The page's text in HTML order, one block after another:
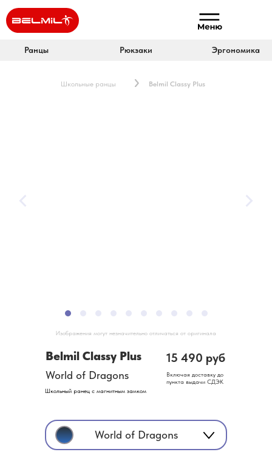
Эргономика
Рюкзаки
Ранцы
Школьные ранцы Belmil Classy Plus
Belmil Classy Plus
World of Dragons
15 490 руб
Изображения могут незначительно отличаться от оригинала
Включая доставку до
пункта выдачи СДЭК
Школьный ранец с магнитным замком
World of Dragons